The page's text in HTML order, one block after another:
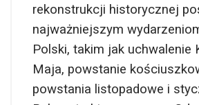
rekonstrukcji historycznej
najważniejszym
Polski, takim jak uchwalenie
Maja, powstanie
powstania listopadowe i